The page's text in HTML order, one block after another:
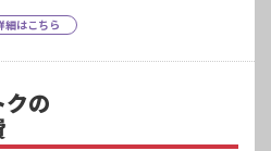
細はこちら
クの